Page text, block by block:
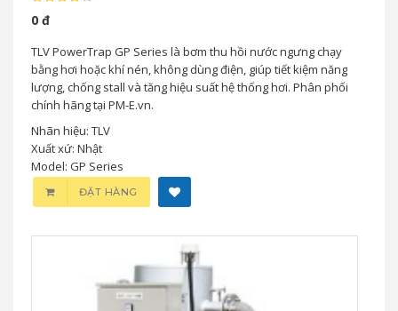
0 đ
TLV PowerTrap GP Series là bơm thu hồi nước ngưng chạy
bằng hơi hoặc khí nén, không dùng điện, giúp tiết kiệm năng
lượng, chống stall và tăng hiệu suất hệ thống hơi. Phân phối
chính hãng tại PM-E.vn.
Nhãn hiệu: TLV
Xuất xứ: Nhật
Model: GP Series
ĐẶT HÀNG